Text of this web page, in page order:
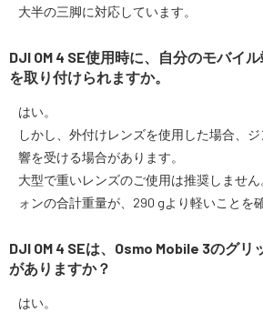
大半の三脚に対応しています。
DJI OM 4 SE使用時に、自分のモバイ
を取り付けられますか。
はい。
しかし、外付けレンズを使用した場合、
響を受ける場合があります。
大型で重いレンズのご使用は推奨しませ
ォンの合計重量が、290 gより軽いことを
DJI OM 4 SEは、Osmo Mobile 3のグ
がありますか？
はい。